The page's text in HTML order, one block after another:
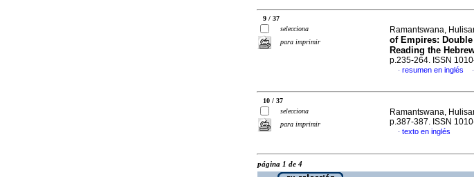
9 / 37
selecciona
para imprimir
Ramantswana,
of Empires:
Reading the
p.235-264. ISSN
· resumen en inglés ·
10 / 37
selecciona
para imprimir
Ramantswana,
p.387-387. ISSN
· texto en inglés
página 1 de 4